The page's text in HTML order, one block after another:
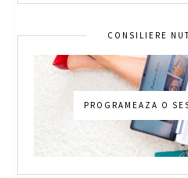
CONSILIERE
PROGRAMEAZA O